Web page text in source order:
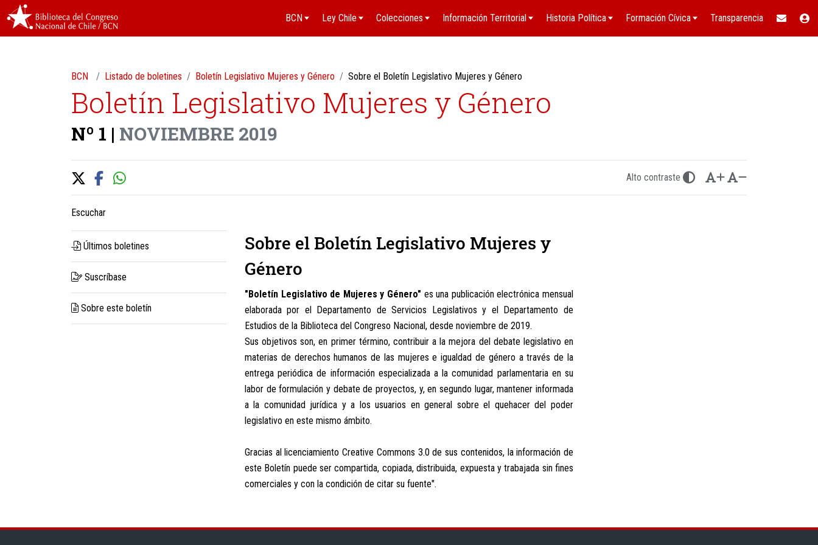
BCN Ley Chile Colecciones Información Territorial Historia Política Formación Cívica Transparencia
BCN Listado de boletines Boletín Legislativo Mujeres y Género Sobre el Boletín Legislativo Mujeres y Género
Boletín Legislativo Mujeres y Género
Nº 1 | NOVIEMBRE 2019
Alto contraste
Escuchar
Últimos boletines
Suscríbase
Sobre este boletín
Sobre el Boletín Legislativo Mujeres y
Género
"Boletín Legislativo de Mujeres y Género" es una publicación electrónica mensual
elaborada por el Departamento de Servicios Legislativos y el Departamento de
Estudios de la Biblioteca del Congreso Nacional, desde noviembre de 2019.
Sus objetivos son, en primer término, contribuir a la mejora del debate legislativo en
materias de derechos humanos de las mujeres e igualdad de género a través de la
entrega periódica de información especializada a la comunidad parlamentaria en su
labor de formulación y debate de proyectos, y, en segundo lugar, mantener informada
a la comunidad jurídica y a los usuarios en general sobre el quehacer del poder
legislativo en este mismo ámbito.
Gracias allicenciamiento Creative Commons 3.0 de sus contenidos, la información de
este Boletín puede ser compartida, copiada, distribuida, expuesta y trabajada sin fines
comerciales y con la condición de citar su fuente".